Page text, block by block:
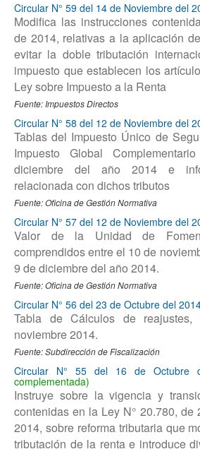
Circular N° 59 del 14 de Noviembre del
Modifica las instrucciones
de 2014, relativas a la aplicación
evitar la doble tributación
impuesto que establecen los
Ley sobre Impuesto a la Renta
Fuente: Impuestos Directos
Circular N° 58 del 12 de Noviembre del
Tablas del Impuesto Único de
Impuesto Global
diciembre del año 2014 e
relacionada con dichos tributos
Fuente: Oficina de Gestión Normativa
Circular N° 57 del 12 de Noviembre del
Valor de la Unidad de
comprendidos entre el 10 de
9 de diciembre del año 2014.
Fuente: Oficina de Gestión Normativa
Circular N° 56 del 23 de Octubre del
Tabla de Cálculos de reajustes,
noviembre 2014.
Fuente: Subdirección de Fiscalización
Circular N° 55 del 16 de Octubre
Instruye sobre la vigencia y
contenidas en la Ley N° 20.780, de
2014, sobre reforma tributaria que
tributación de la renta e introduce